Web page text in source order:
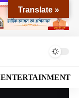
ENTERTAINMENT
Translate »